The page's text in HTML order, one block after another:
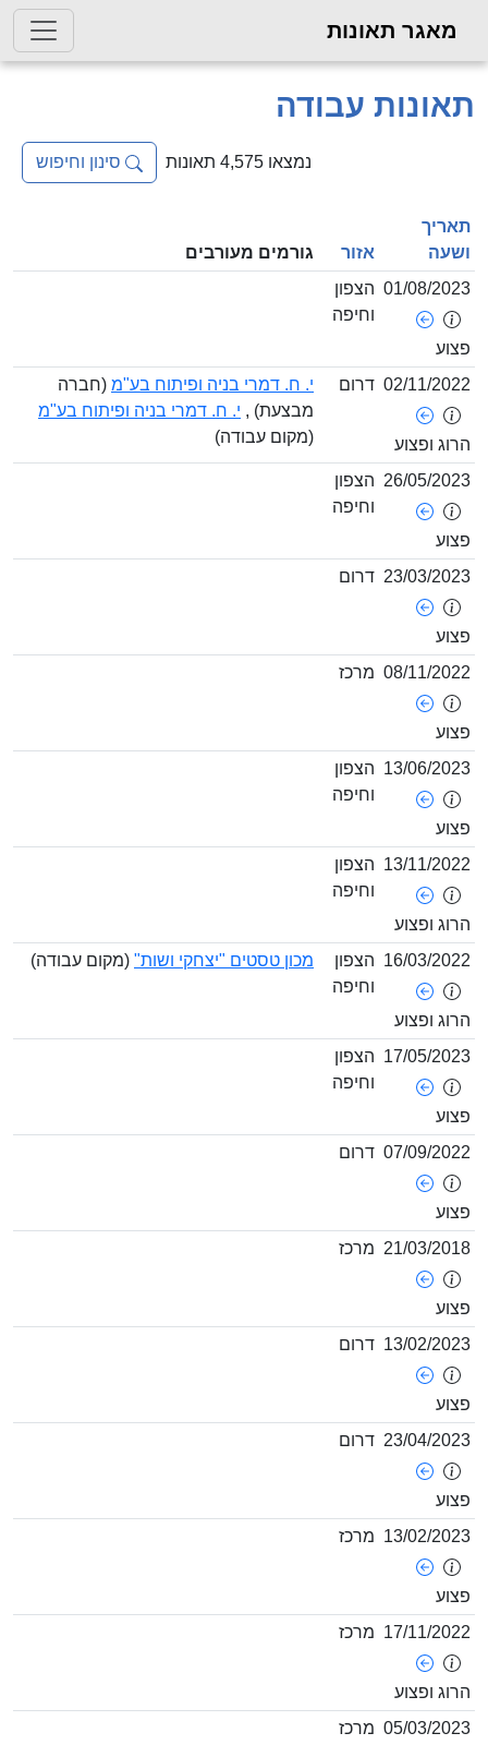
מאגר תאונות
עבודה
נמצאו 4,575 תאונות סינון וחיפוש
אזור
גורמים מעורבים
01/08/ הצפון
וחיפה
02/11/
ופצוע
דרום י. ח. דמרי בניה ופיתוח בע"מ(חברה
מבצעת) ,י. ח. דמרי בניה ופיתוח בע"מ
(מקום עבודה)
26/05/ הצפון
וחיפה
23/03/ דרום
08/11/ מרכז
13/06/ הצפון
וחיפה
13/11/
ופצוע
הצפון
וחיפה
16/03/
ופצוע
הצפון
וחיפה
מכון טסטים "יצחקי ושות"(מקום עבודה)
17/05/ הצפון
וחיפה
07/09/ דרום
21/03/ מרכז
13/02/ דרום
23/04/ דרום
13/02/ מרכז
17/11/
ופצוע
מרכז
05/03/ מרכז